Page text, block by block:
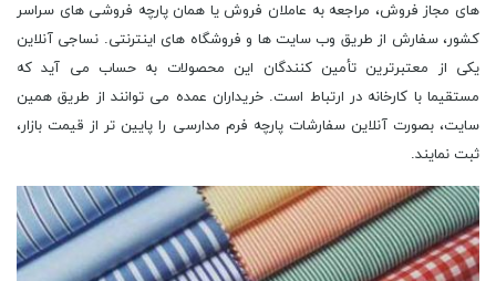
های مجاز فروش، مراجعه به عاملان فروش یا همان پارچه فروشی های سراسر
کشور، سفارش از طریق وب سایت ها و فروشگاه های اینترنتی. نساجی آنلاین
یکی از معتبرترین تأمین کنندگان این محصولات به حساب می آید که
مستقیما با کارخانه در ارتباط است. خریداران عمده می توانند از طریق همین
سایت، بصورت آنلاین سفارشات پارچه فرم مدارسی را پایین تر از قیمت بازار،
ثبت نمایند.